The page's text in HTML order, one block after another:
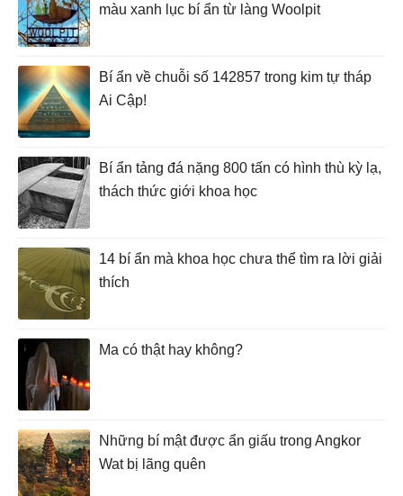
màu xanh lục bí ẩn từ làng Woolpit
Bí ẩn về chuỗi số 142857 trong kim tự tháp
Ai Cập!
Bí ẩn tảng đá nặng 800 tấn có hình thù kỳ lạ,
thách thức giới khoa học
14 bí ẩn mà khoa học chưa thể tìm ra lời giải
thích
Ma có thật hay không?
Những bí mật được ẩn giấu trong Angkor
Wat bị lãng quên